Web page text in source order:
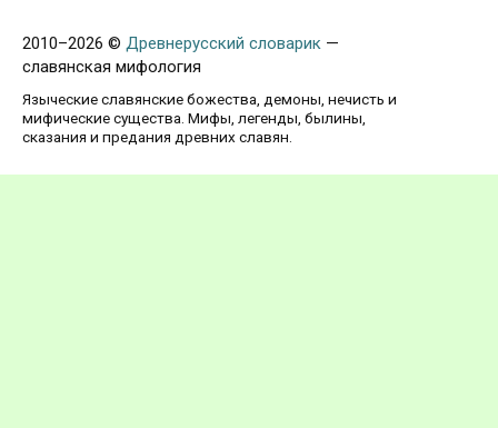
2010–2026 © Древнерусский словарик —
славянская мифология
Языческие славянские божества, демоны, нечисть и
мифические существа. Мифы, легенды, былины,
сказания и предания древних славян.